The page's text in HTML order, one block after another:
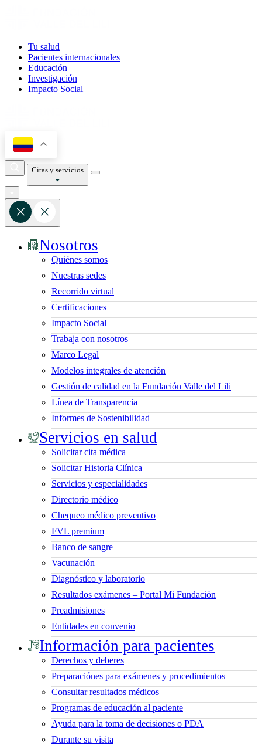
Tu salud
Pacientes internacionales
Educación
Investigación
Impacto Social
Citas y servicios
Nosotros
Quiénes somos
Nuestras sedes
Recorrido virtual
Certificaciones
Impacto Social
Trabaja con nosotros
Marco Legal
Modelos integrales de atención
Gestión de calidad en la Fundación Valle del Lili
Línea de Transparencia
Informes de Sostenibilidad
Servicios en salud
Solicitar cita médica
Solicitar Historia Clínica
Servicios y especialidades
Directorio médico
Chequeo médico preventivo
FVL premium
Banco de sangre
Vacunación
Diagnóstico y laboratorio
Resultados exámenes – Portal Mi Fundación
Preadmisiones
Entidades en convenio
Información para pacientes
Derechos y deberes
Preparaciónes para exámenes y procedimientos
Consultar resultados médicos
Programas de educación al paciente
Ayuda para la toma de decisiones o PDA
Durante su visita